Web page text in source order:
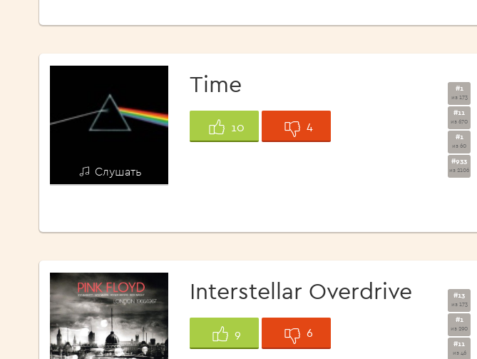
Слушать
Time
10 4
#1
из 173
#11
из 670
#1
из 60
#933
из 2106
Interstellar Overdrive
9 6
#13
из 173
#1
из 290
#11
из 46